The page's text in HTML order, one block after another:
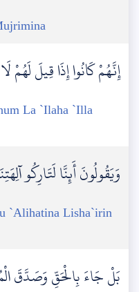
إِنَّهُمْ كَانُوا إِذَا قِيلَ لَهُمْ
La `Ilaha `Illa
وَيَقُولُونَ أَئِنَّا لَتَارِكُو
`Alihatina Lisha`irin
بَلْ جَاءَ بِالْحَقِّ وَصَدَّقَ